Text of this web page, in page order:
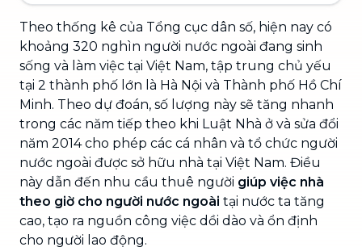
Theo thống kê của Tổng cục dân số, hiện nay có
khoảng 320 nghìn người nước ngoài đang sinh
sống và làm việc tại Việt Nam, tập trung chủ yếu
tại 2 thành phố lớn là Hà Nội và Thành phố Hồ Chí
Minh. Theo dự đoán, số lượng này sẽ tăng nhanh
trong các năm tiếp theo khi Luật Nhà ở và sửa đổi
năm 2014 cho phép các cá nhân và tổ chức người
nước ngoài được sở hữu nhà tại Việt Nam. Điều
này dẫn đến nhu cầu thuê người giúp việc nhà
theo giờ cho người nước ngoài tại nước ta tăng
cao, tạo ra nguồn công việc dồi dào và ổn định
cho người lao động.